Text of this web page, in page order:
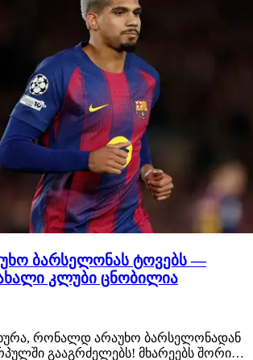
ბარსელონას ტოვებს —
კლუბი ცნობილია
რონალდ არაუხო ბარსელონადან
გააგრძელებს! მხარეებს შორის